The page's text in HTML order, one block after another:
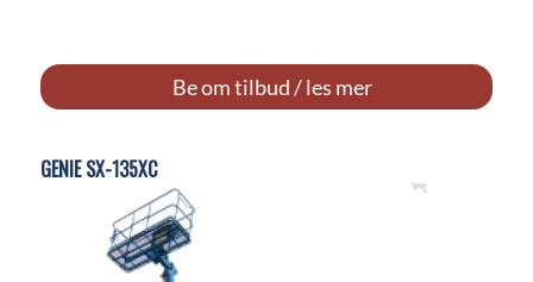
Be om tilbud / les mer
GENIE SX-135XC